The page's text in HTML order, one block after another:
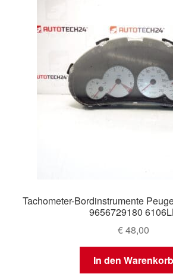
Tachometer-Bordinstrumente
9656729180
€48,00
In den Warenkorb